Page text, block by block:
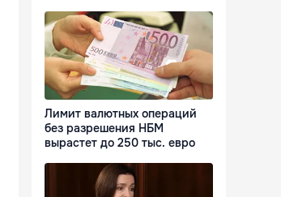
Лимит валютных операций
без разрешения НБМ
вырастет до 250 тыс. евро